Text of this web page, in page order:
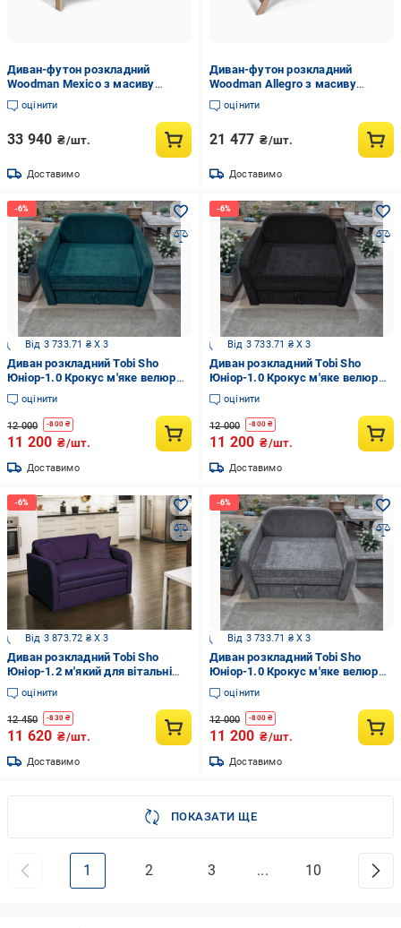
Диван-футон розкладний
Woodman Mexico з масиву
дерева Бук/Пепельний
оцінити
33 940 ₴/шт.
Доставимо
Диван-футон розкладний
Woodman Allegro з масиву
дерева Бук/Зелений
оцінити
21 477 ₴/шт.
Доставимо
Від 3 733.71 ₴ X 3
Диван розкладний Tobi Sho
Юніор-1.0 Крокус м'яке велюр
1180х800х800 мм Морська
хвиля/88
оцінити
12 000 -800 ₴
11 200 ₴/шт.
Доставимо
Від 3 733.71 ₴ X 3
Диван розкладний Tobi Sho
Юніор-1.0 Крокус м'яке велюр
1180х800х800 мм Графітовий/97
оцінити
12 000 -800₴
11 200 ₴/шт.
Доставимо
Від 3 873.72 ₴ X 3
Диван розкладний Tobi Sho
Юніор-1.2 м'який для вітальні
рогожка 1380х800х800 мм
Violet/13
оцінити
12 450 -830 ₴
11 620 ₴/шт.
Доставимо
Від 3 733.71 ₴ X 3
Диван розкладний Tobi Sho
Юніор-1.0 Крокус м'яке велюр
1180х800х800 мм Сірий/90
оцінити
12 000 -800₴
11 200 ₴/шт.
Доставимо
ПОКАЗАТИ ЩЕ
1 2 3 ... 10